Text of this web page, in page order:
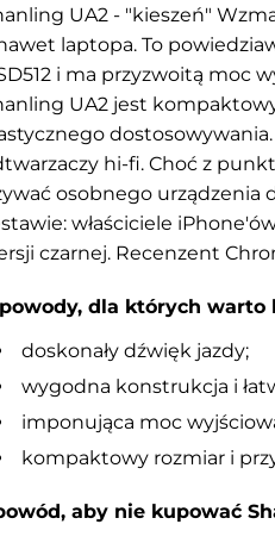
UA2 - "kieszeń"
laptopa. To
i ma przyzwoitą moc
UA2 jest
hi-fi. Choć z
osobnego urządzenia
właściciele
czarnej. Recenzent
powody, dla których warto
doskonały dźwięk jazdy;
wygodna konstrukcja i
imponująca moc
kompaktowy rozmiar i
aby nie kupować